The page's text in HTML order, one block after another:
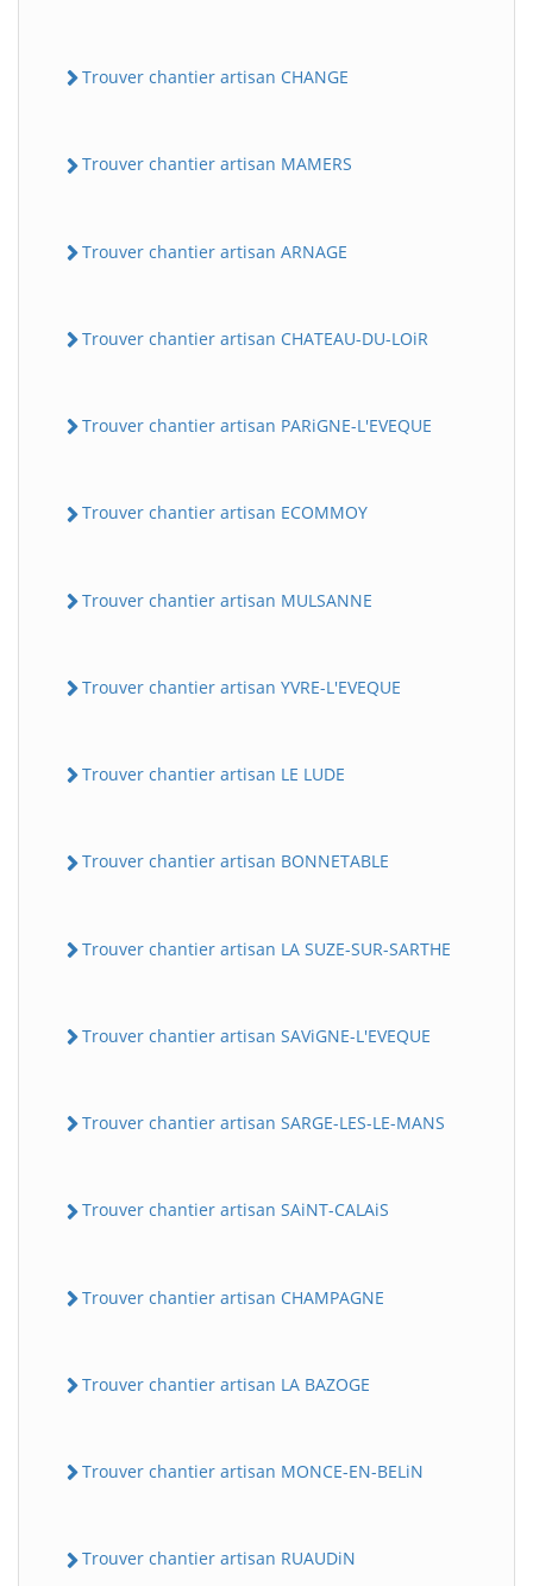
Trouver chantier artisan CHANGE
Trouver chantier artisan MAMERS
Trouver chantier artisan ARNAGE
Trouver chantier artisan CHATEAU-DU-LOiR
Trouver chantier artisan PARiGNE-L'EVEQUE
Trouver chantier artisan ECOMMOY
Trouver chantier artisan MULSANNE
Trouver chantier artisan YVRE-L'EVEQUE
Trouver chantier artisan LE LUDE
Trouver chantier artisan BONNETABLE
Trouver chantier artisan LA SUZE-SUR-SARTHE
Trouver chantier artisan SAViGNE-L'EVEQUE
Trouver chantier artisan SARGE-LES-LE-MANS
Trouver chantier artisan SAiNT-CALAiS
Trouver chantier artisan CHAMPAGNE
Trouver chantier artisan LA BAZOGE
Trouver chantier artisan MONCE-EN-BELiN
Trouver chantier artisan RUAUDiN